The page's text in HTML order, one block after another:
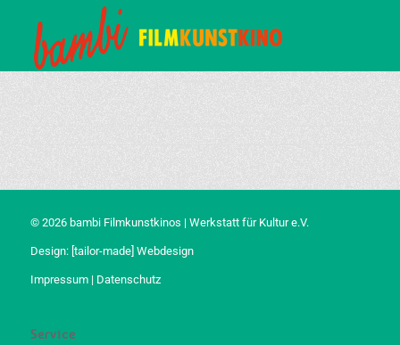
© 2026 bambi Filmkunstkinos | Werkstatt für Kultur e.V.
Design: [tailor-made] Webdesign
Impressum| Datenschutz
Service